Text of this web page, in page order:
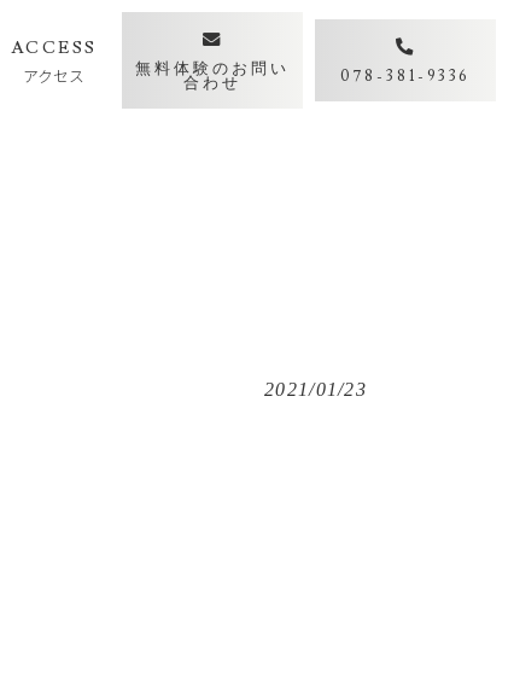
ACCESS
アクセス
無料体験のお問い
合わせ 078-381-9336
2021/01/23